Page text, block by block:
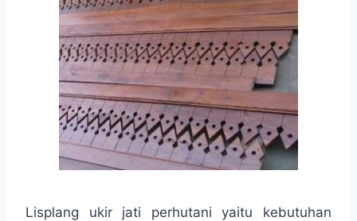
Lisplang ukir jati perhutani yaitu kebutuhan